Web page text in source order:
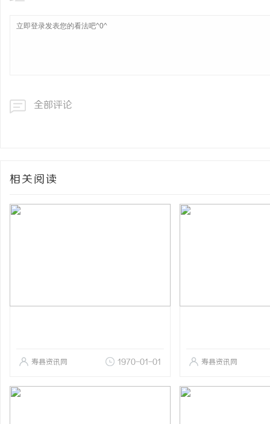
全部评论
相关阅读
寿县资讯网 1970-01-01 寿县资讯网